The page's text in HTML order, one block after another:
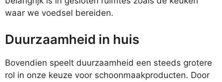
waar we voedsel bereiden.
Duurzaamheid in huis
Bovendien speelt duurzaamheid een steeds grotere
rol in onze keuze voor schoonmaakproducten. Door